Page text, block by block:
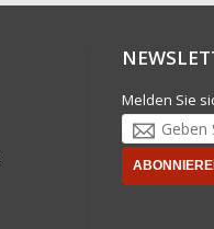
Melden Sie